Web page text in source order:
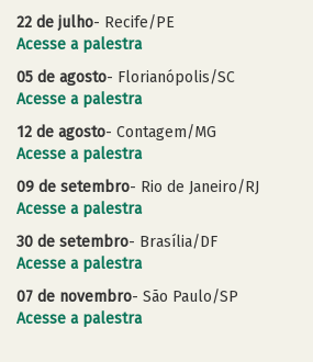
22 de julho- Recife/PE
Acesse a palestra
05 de agosto- Florianópolis/SC
Acesse a palestra
12 de agosto- Contagem/MG
Acesse a palestra
09 de setembro- Rio de Janeiro/RJ
Acesse a palestra
30 de setembro- Brasília/DF
Acesse a palestra
07 de novembro- São Paulo/SP
Acesse a palestra